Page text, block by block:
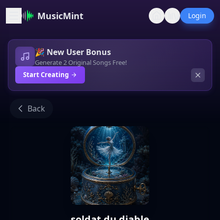
MusicMint Login
🎉 New User Bonus
Generate 2 Original Songs Free!
Start Creating
Back